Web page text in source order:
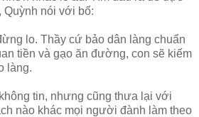
Quỳnh nói với bố:
lo. Thầy cứ bảo dân làng chuẩn
tiền và gạo ăn đường, con sẽ kiếm
làng.
tin, nhưng cũng thưa lại với
nào khác mọi người đành làm theo